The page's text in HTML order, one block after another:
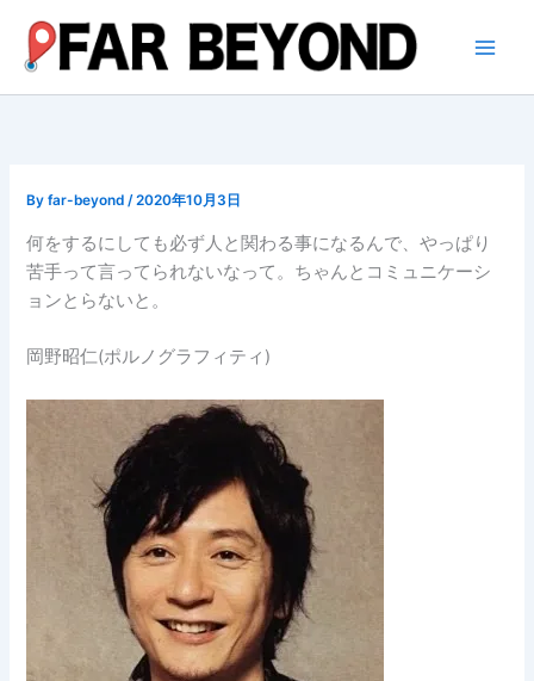
ス
Byfar-beyond/2020年10月3日
何をするにしても必ず人と関わる事になるんで、やっぱり
苦手って言ってられないなって。ちゃんとコミュニケーシ
ョンとらないと。
岡野昭仁(ポルノグラフィティ)